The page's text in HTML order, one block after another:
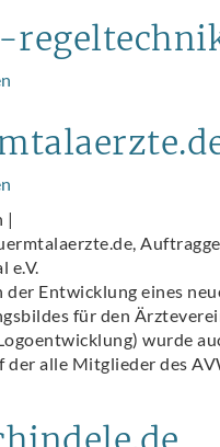
regeltechnik.de
|
e.V.
der Entwicklung eines
für den
wurde
der alle Mitglieder des